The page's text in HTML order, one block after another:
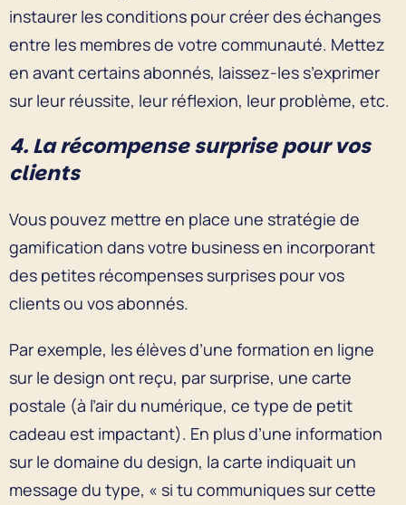
instaurer les conditions pour créer des échanges
entre les membres de votre communauté. Mettez
en avant certains abonnés, laissez-les s’exprimer
sur leur réussite, leur réflexion, leur problème, etc.
4. La récompense surprise pour vos
clients
Vous pouvez mettre en place une stratégie de
gamification dans votre business en incorporant
des petites récompenses surprises pour vos
clients ou vos abonnés.
Par exemple, les élèves d’une formation en ligne
sur le design ont reçu, par surprise, une carte
postale (à l’air du numérique, ce type de petit
cadeau est impactant). En plus d’une information
sur le domaine du design, la carte indiquait un
message du type, « si tu communiques sur cette